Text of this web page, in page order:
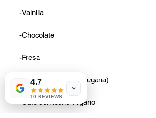
-Vainilla
-Chocolate
-Fresa
-Crema de plátano (vegana)
-Café con leche vegano
4.7
10 REVIEWS